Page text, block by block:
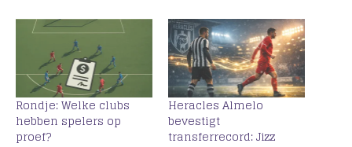
Rondje: Welke clubs
hebben spelers op
proef?
Heracles Almelo
bevestigt
transferrecord: Jizz